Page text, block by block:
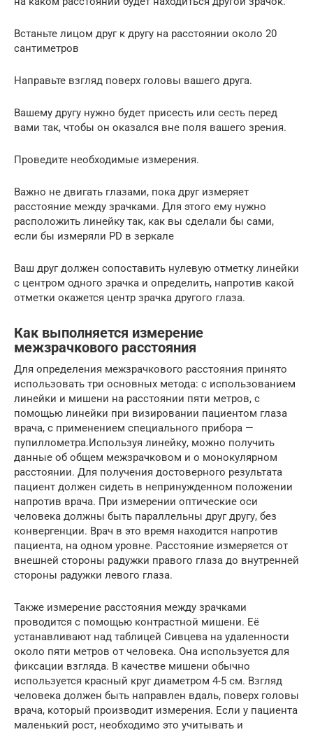
Встаньте лицом друг к другу на расстоянии около 20
сантиметров
Направьте взгляд поверх головы вашего друга.
Вашему другу нужно будет присесть или сесть перед
вами так, чтобы он оказался вне поля вашего зрения.
Проведите необходимые измерения.
Важно не двигать глазами, пока друг измеряет
расстояние между зрачками. Для этого ему нужно
расположить линейку так, как вы сделали бы сами,
если бы измеряли PD в зеркале
Ваш друг должен сопоставить нулевую отметку линейки
с центром одного зрачка и определить, напротив какой
отметки окажется центр зрачка другого глаза.
Как выполняется измерение
межзрачкового расстояния
Для определения межзрачкового расстояния принято
использовать три основных метода: с использованием
линейки и мишени на расстоянии пяти метров, с
помощью линейки при визировании пациентом глаза
врача, с применением специального прибора —
пупиллометра.Используя линейку, можно получить
данные об общем межзрачковом и о монокулярном
расстоянии. Для получения достоверного результата
пациент должен сидеть в непринужденном положении
напротив врача. При измерении оптические оси
человека должны быть параллельны друг другу, без
конвергенции. Врач в это время находится напротив
пациента, на одном уровне. Расстояние измеряется от
внешней стороны радужки правого глаза до внутренней
стороны радужки левого глаза.
Также измерение расстояния между зрачками
проводится с помощью контрастной мишени. Её
устанавливают над таблицей Сивцева на удаленности
около пяти метров от человека. Она используется для
фиксации взгляда. В качестве мишени обычно
используется красный круг диаметром 4-5 см. Взгляд
человека должен быть направлен вдаль, поверх головы
врача, который производит измерения. Если у пациента
маленький рост, необходимо это учитывать и